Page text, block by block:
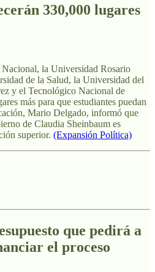
330,000 lugares
la Universidad Rosario
de la Salud, la Universidad del
y el Tecnológico Nacional de
más para que estudiantes puedan
Mario Delgado, informó que
de Claudia Sheinbaum es
superior. (Expansión Política)
que pedirá a
el proceso